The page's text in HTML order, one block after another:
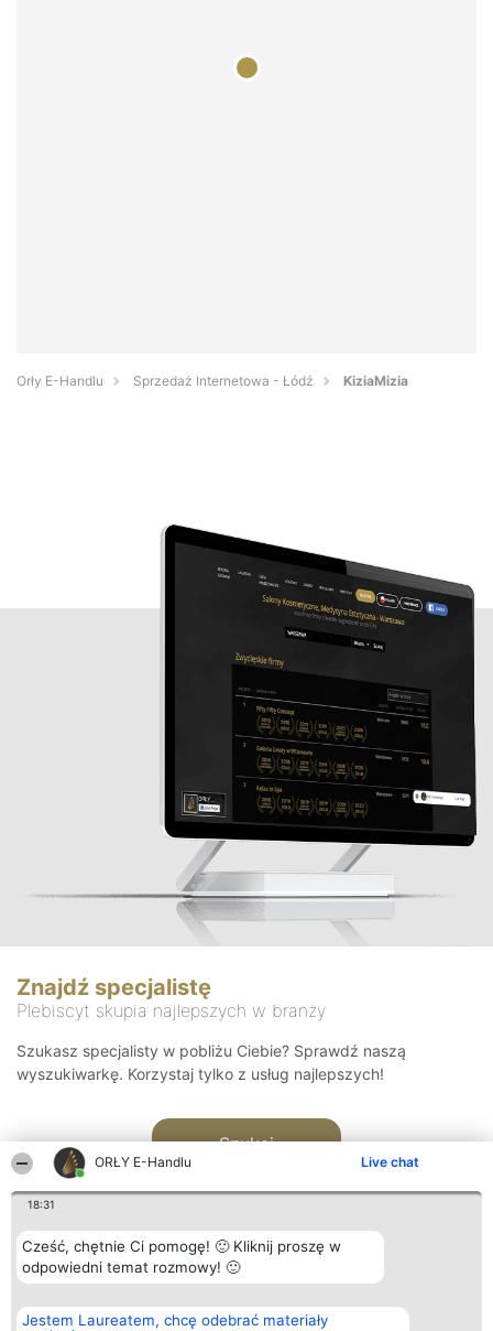
ORŁY E-Handlu Live chat
18:31
Cześć, chętnie Ci pomogę! 🙂 Kliknij proszę w
odpowiedni temat rozmowy! 🙂
Jestem Laureatem, chcę odebrać materiały
Orły E-Handlu Sprzedaż Internetowa - Łódź KiziaMizia
Znajdź specjalistę
Plebiscyt skupia najlepszych w branży
Szukasz specjalisty w pobliżu Ciebie? Sprawdź naszą
wyszukiwarkę. Korzystaj tylko z usług najlepszych!
Szukaj
Organizator plebiscytu
Bright Side Solutions sp. z o.
Plebiscyt
Laureaci
Kontakt
Kontakt